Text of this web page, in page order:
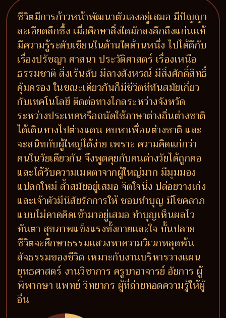
ชีวิตมีการก้าวหน้าพัฒนาตัวเองอยู่เสมอ มีปัญญา
ละเอียดลึกซึ้ง เมื่อศึกษาสิ่งใดมักลงลึกถึงแก่นแท้
มีความรู้ระดับเซียนในด้านใดด้านหนึ่ง ไปได้ดีกับ
เรื่องปรัชญา ศาสนา ประวัติศาสตร์ เรื่องเหนือ
ธรรมชาติ สิ่งเร้นลับ มีลางสังหรณ์ มีสิ่งศักดิ์สิทธิ์
คุ้มครอง ในขณะเดียวกันก็มีชีวิตทีทันสมัยเกี่ยว
กับเทคโนโลยี ติดต่อทางไกลระหว่างจังหวัด
ระหว่างประเทศหรือถนัดใช้ภาษาต่างถิ่นต่างชาติ
ได้เดินทางไปต่างแดน คบหาเพื่อนต่างชาติ และ
จะสนิทกับผู้ใหญ่ได้ง่าย เพราะ ความคิดแก่กว่า
คนในวัยเดียวกัน จึงพูดคุยกับคนต่างวัยได้ถูกคอ
และได้รับความเมตตาจากผู้ใหญ่มาก มีมุมมอง
แปลกใหม่ ล้ำสมัยอยู่เสมอ จิตใจนิ่ง ปล่อยวางเก่ง
และเจ้าตัวมีนิสัยรักการให้ ชอบทำบุญ มีโชคลาภ
แบบไม่คาดคิดเข้ามาอยู่เสมอ ทำบุญเห็นผลไว
ทันตา สุขภาพแข็งแรงทั้งกายและใจ บั้นปลาย
ชีวิตจะศึกษาธรรมแสวงหาความวิเวกหลุดพ้น
สัจธรรมของชีวิต เหมาะกับงานบริหารวางแผน
ยุทธศาสตร์ งานวิชาการ ครูบาอาจารย์ อัยการ ผู้
พิพากษา แพทย์ วิทยากร ผู้ที่ถ่ายทอดความรู้ให้ผู้
อื่น